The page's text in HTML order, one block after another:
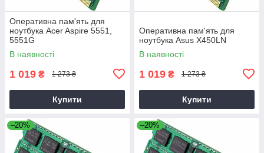
Оперативна пам'ять для
ноутбука Acer Aspire 5551,
5551G
В наявності
1 019 ₴ 1 273 ₴
Купити
Оперативна пам'ять для
ноутбука Asus X450LN
В наявності
1 019 ₴ 1 273 ₴
Купити
–20% –20%